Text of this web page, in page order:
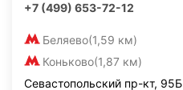
+7 (499) 653-72-12
Беляево(1,59 км)
Коньково(1,87 км)
Севастопольский пр-кт, 95Б